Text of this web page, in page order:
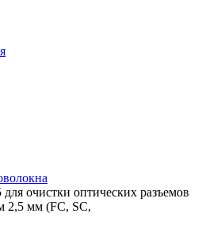
очистки оптических разъемов
2,5 мм (FC, SC,